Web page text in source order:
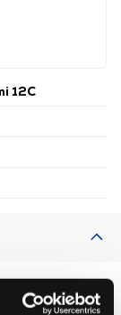
12C